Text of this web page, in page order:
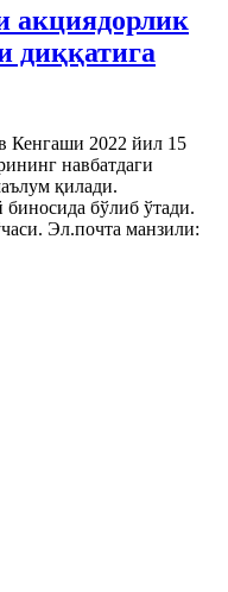
акциядорлик
диққатига
Кенгаши 2022 йил 15
навбатдаги
қилади.
бўлиб ўтади.
Эл.почта манзили: